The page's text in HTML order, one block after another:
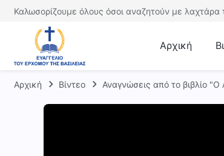
Καλωσορίζουμε όλους όσοι αναζητούν με
Αρχική
Αρχική Βίντεο Αναγνώσεις από το βιβλίο